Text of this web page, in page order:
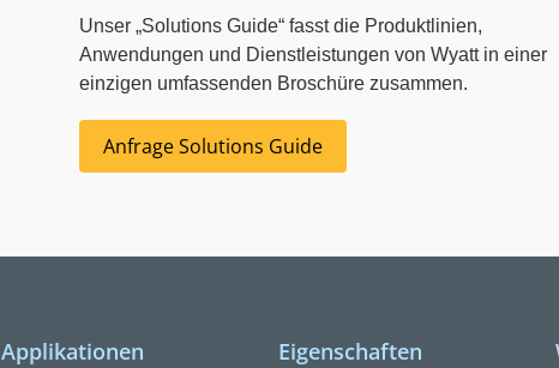
Unser „Solutions Guide“ fasst die Produktlinien,
Anwendungen und Dienstleistungen von Wyatt in einer
einzigen umfassenden Broschüre zusammen.
Anfrage Solutions Guide
Applikationen Eigenschaften